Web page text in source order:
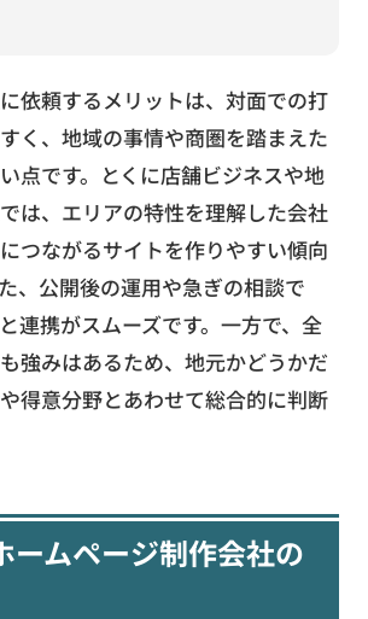
依頼するメリットは、対面での打
く、地域の事情や商圏を踏まえた
点です。とくに店舗ビジネスや地
は、エリアの特性を理解した会社
つながるサイトを作りやすい傾向
、公開後の運用や急ぎの相談で
連携がスムーズです。一方で、全
強みはあるため、地元かどうかだ
得意分野とあわせて総合的に判断
ームページ制作会社の